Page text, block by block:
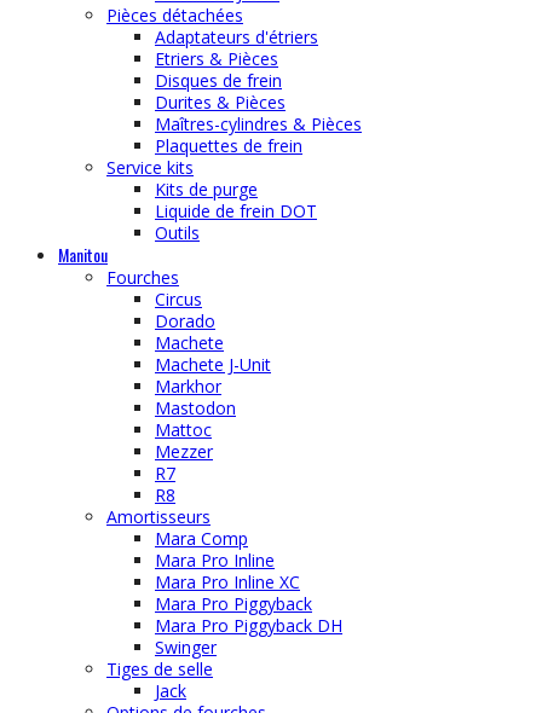
Pièces détachées
Adaptateurs d'étriers
Etriers & Pièces
Disques de frein
Durites & Pièces
Maîtres-cylindres & Pièces
Plaquettes de frein
Service kits
Kits de purge
Liquide de frein DOT
Outils
Manitou
Fourches
Circus
Dorado
Machete
Machete J-Unit
Markhor
Mastodon
Mattoc
Mezzer
R7
R8
Amortisseurs
Mara Comp
Mara Pro Inline
Mara Pro Inline XC
Mara Pro Piggyback
Mara Pro Piggyback DH
Swinger
Tiges de selle
Jack